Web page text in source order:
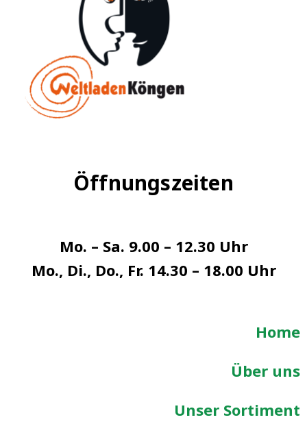
Öffnungszeiten
Mo. – Sa. 9.00 – 12.30 Uhr
Mo., Di., Do., Fr. 14.30 – 18.00 Uhr
Home
Über uns
Unser Sortiment